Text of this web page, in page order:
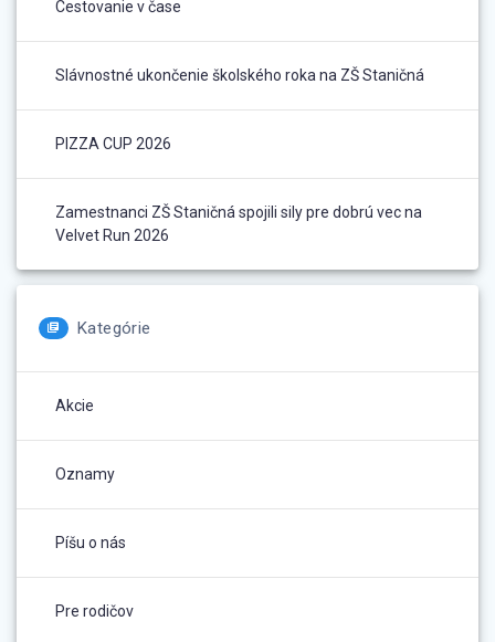
Cestovanie v čase
Slávnostné ukončenie školského roka na ZŠ Staničná
PIZZA CUP 2026
Zamestnanci ZŠ Staničná spojili sily pre dobrú vec na
Velvet Run 2026
Kategórie
Akcie
Oznamy
Píšu o nás
Pre rodičov